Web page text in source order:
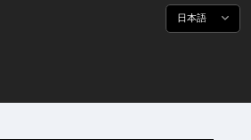
日本語